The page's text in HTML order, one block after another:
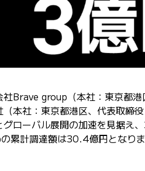
社Brave group（本社：東京都
（本社：東京都港区、代表取締
グローバル展開の加速を見据え
累計調達額は30.4億円となりま